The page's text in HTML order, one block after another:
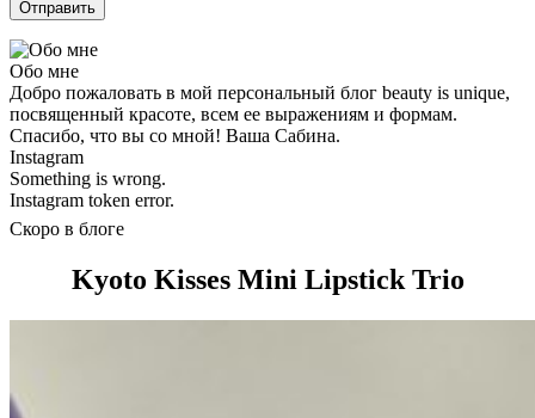
Обо мне
Добро пожаловать в мой персональный блог beauty is unique,
посвященный красоте, всем ее выражениям и формам.
Спасибо, что вы со мной! Ваша Сабина.
Instagram
Something is wrong.
Instagram token error.
Скоро в блоге
Kyoto Kisses Mini Lipstick Trio